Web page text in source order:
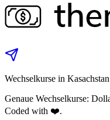
Wechselkurse in
Genaue Wechselkurse:
Coded with ❤️.